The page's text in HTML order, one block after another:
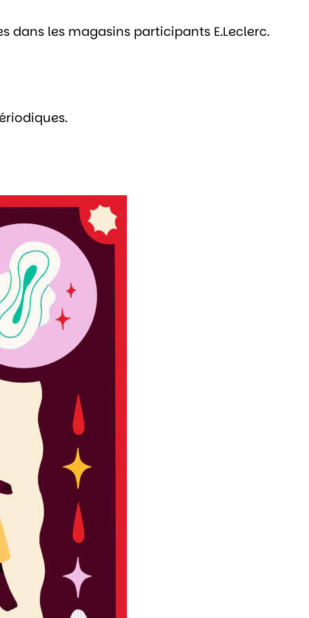
les magasins participants E.Leclerc.